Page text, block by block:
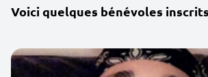
Voici quelques bénévoles